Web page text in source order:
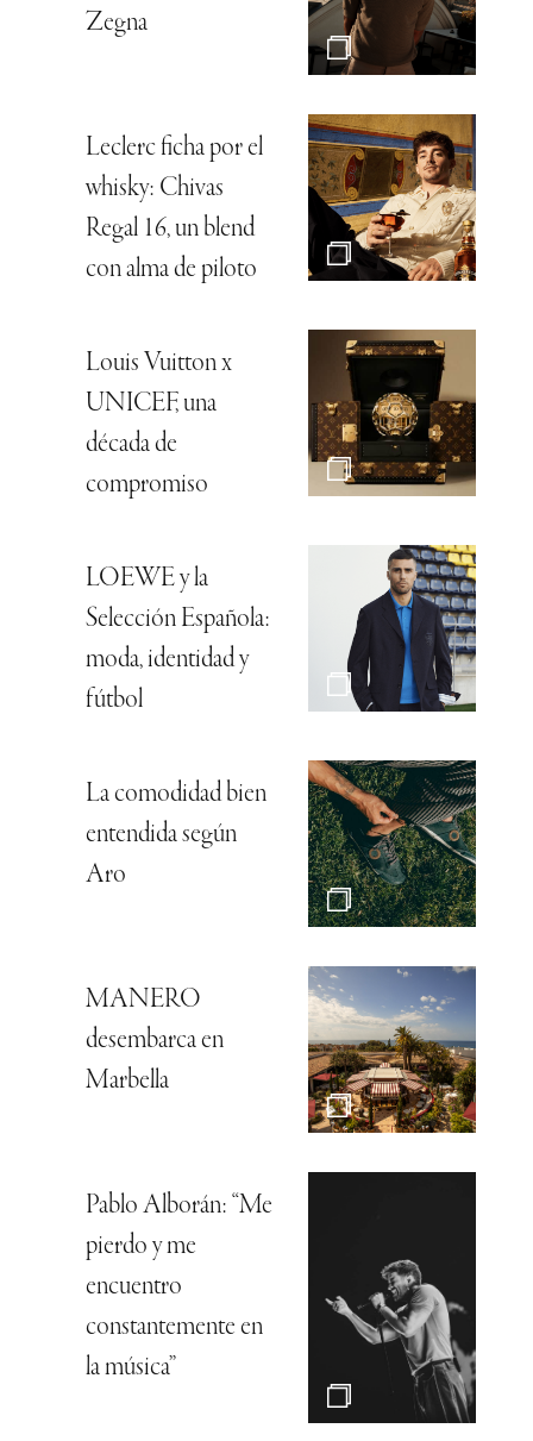
Zegna
Leclerc ficha por el
whisky: Chivas
Regal 16, un blend
con alma de piloto
Louis Vuitton x
UNICEF, una
década de
compromiso
LOEWE y la
Selección Española:
moda, identidad y
fútbol
La comodidad bien
entendida según
Aro
MANERO
desembarca en
Marbella
Pablo Alborán: “Me
pierdo y me
encuentro
constantemente en
la música”